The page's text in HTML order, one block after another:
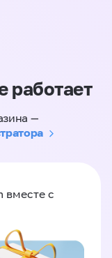
работает
—
вместе с